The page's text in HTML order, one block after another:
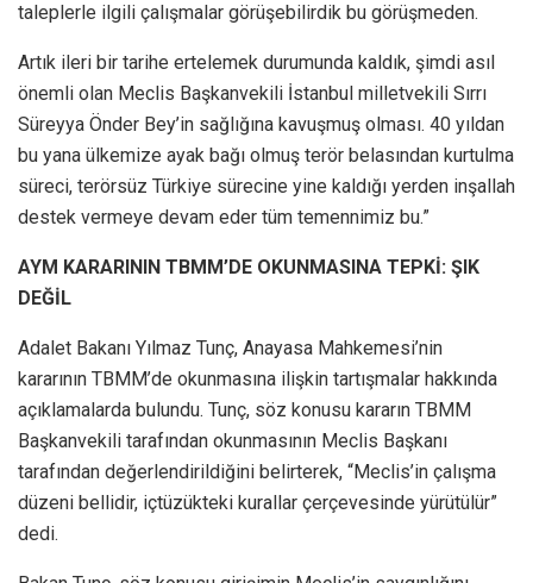
taleplerle ilgili çalışmalar görüşebilirdik bu görüşmeden.
Artık ileri bir tarihe ertelemek durumunda kaldık, şimdi asıl
önemli olan Meclis Başkanvekili İstanbul milletvekili Sırrı
Süreyya Önder Bey’in sağlığına kavuşmuş olması. 40 yıldan
bu yana ülkemize ayak bağı olmuş terör belasından kurtulma
süreci, terörsüz Türkiye sürecine yine kaldığı yerden inşallah
destek vermeye devam eder tüm temennimiz bu.”
AYM KARARININ TBMM’DE OKUNMASINA TEPKİ: ŞIK
DEĞİL
Adalet Bakanı Yılmaz Tunç, Anayasa Mahkemesi’nin
kararının TBMM’de okunmasına ilişkin tartışmalar hakkında
açıklamalarda bulundu. Tunç, söz konusu kararın TBMM
Başkanvekili tarafından okunmasının Meclis Başkanı
tarafından değerlendirildiğini belirterek, “Meclis’in çalışma
düzeni bellidir, içtüzükteki kurallar çerçevesinde yürütülür”
dedi.